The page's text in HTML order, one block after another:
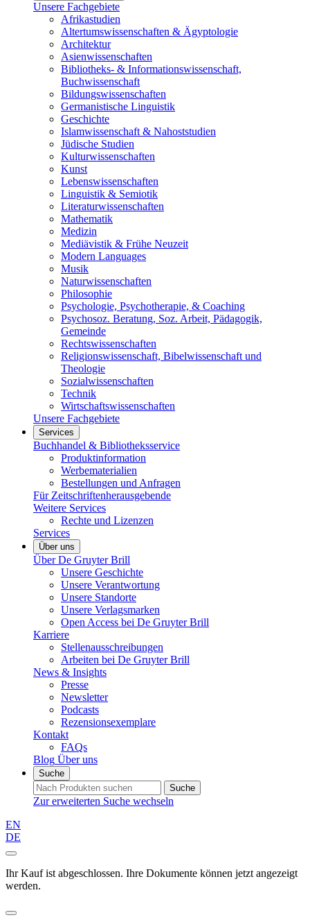
Unsere Fachgebiete
Afrikastudien
Altertumswissenschaften & Ägyptologie
Architektur
Asienwissenschaften
Bibliotheks- & Informationswissenschaft,
Buchwissenschaft
Bildungswissenschaften
Germanistische Linguistik
Geschichte
Islamwissenschaft & Nahoststudien
Jüdische Studien
Kulturwissenschaften
Kunst
Lebenswissenschaften
Linguistik & Semiotik
Literaturwissenschaften
Mathematik
Medizin
Mediävistik & Frühe Neuzeit
Modern Languages
Musik
Naturwissenschaften
Philosophie
Psychologie, Psychotherapie, & Coaching
Psychosoz. Beratung, Soz. Arbeit, Pädagogik,
Gemeinde
Rechtswissenschaften
Religionswissenschaft, Bibelwissenschaft und
Theologie
Sozialwissenschaften
Technik
Wirtschaftswissenschaften
Unsere Fachgebiete
Services
Buchhandel & Bibliotheksservice
Produktinformation
Werbematerialien
Bestellungen und Anfragen
Für Zeitschriftenherausgebende
Weitere Services
Rechte und Lizenzen
Services
Über uns
Über De Gruyter Brill
Unsere Geschichte
Unsere Verantwortung
Unsere Standorte
Unsere Verlagsmarken
Open Access bei De Gruyter Brill
Karriere
Stellenausschreibungen
Arbeiten bei De Gruyter Brill
News & Insights
Presse
Newsletter
Podcasts
Rezensionsexemplare
Kontakt
FAQs
Blog Über uns
Suche
Suche
Zur erweiterten Suche wechseln
EN
DE
Ihr Kauf ist abgeschlossen. Ihre Dokumente können jetzt angezeigt
werden.